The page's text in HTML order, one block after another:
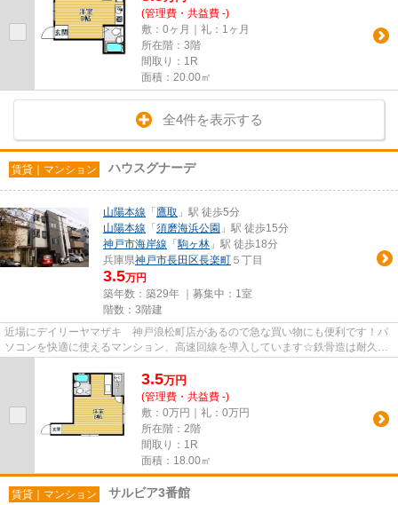
(管理費・共益費 -)
敷：0ヶ月｜礼：1ヶ月
所在階：3階
間取り：1R
面積：20.00㎡
全4件を表示する
賃貸｜マンション ハウスグナーデ
山陽本線 「 鷹取 」駅 徒歩5分
山陽本線 「 須磨海浜公園 」駅 徒歩15分
神戸市海岸線 「駒ヶ林 」駅 徒歩18分
兵庫県神戸市長田区長楽町 ５丁目
3.5万円
築年数：築29年 ｜募集中： 1室
階数：3階建
近場にデイリーヤマザキ 神戸浪松町店があるので急な買い物にも便利です！パ
ソコンを快適に使えるマンション、高速回線を導入しています☆鉄骨造は耐久性
3.5万円
(管理費・共益費 -)
敷：0万円｜礼：0万円
所在階：2階
間取り：1R
面積：18.00㎡
賃貸｜マンション サルビア3番館